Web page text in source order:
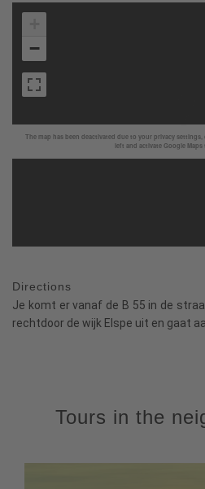
The map has been deactivated due to your privacy
left and activate Google Maps
−
Directions
Je komt er vanaf de B 55 in de
rechtdoor de wijk Elspe uit en gaat
Tours in the